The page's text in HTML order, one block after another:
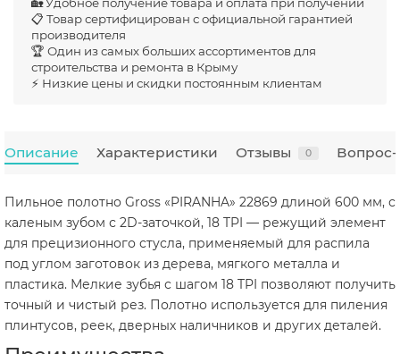
🏡 Удобное получение товара и оплата при получении
📋 Товар сертифицирован с официальной гарантией
производителя
🏆 Один из самых больших ассортиментов для
строительства и ремонта в Крыму
⚡ Низкие цены и скидки постоянным клиентам
Описание Характеристики Отзывы 0 Вопрос-
Пильное полотно Gross «PIRANHA» 22869 длиной 600 мм, с
каленым зубом с 2D-заточкой, 18 TPI — режущий элемент
для прецизионного стусла, применяемый для распила
под углом заготовок из дерева, мягкого металла и
пластика. Мелкие зубья с шагом 18 TPI позволяют получить
точный и чистый рез. Полотно используется для пиления
плинтусов, реек, дверных наличников и других деталей.